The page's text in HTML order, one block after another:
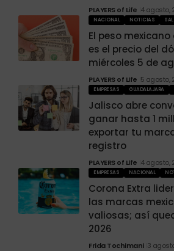
PLAYERS of Life 4 agosto,
NACIONAL NOTICIAS
El peso
es el precio del
miércoles 5 de
PLAYERS of Life 5 agosto,
EMPRESAS GUADALAJARA
Jalisco abre
ganar hasta 1
exportar tu
registro
PLAYERS of Life 4 agosto,
EMPRESAS NACIONAL
Corona Extra
las marcas
valiosas; así
2026
Frida Tochimani 3